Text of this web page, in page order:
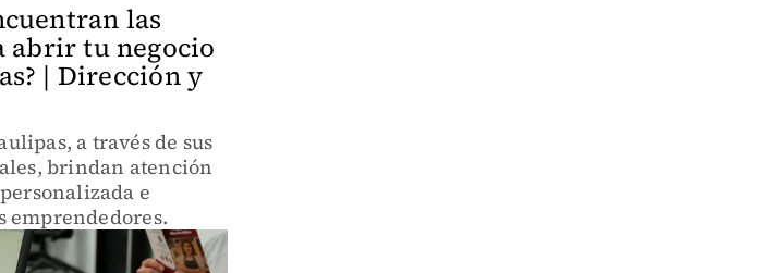
las
abrir tu negocio
| Dirección y
a través de sus
brindan atención
e
emprendedores.